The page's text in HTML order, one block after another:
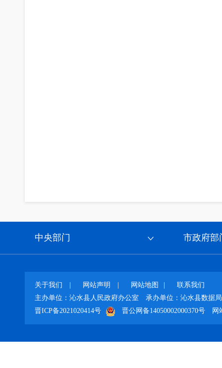
中央部门 市政府部
关于我们 网站声明 网站地图
联系我们
主办单位：沁水县人民政府办公室
承办单位：沁水县数据局
晋ICP备2021020414号
晋公网备14050002000370号 网